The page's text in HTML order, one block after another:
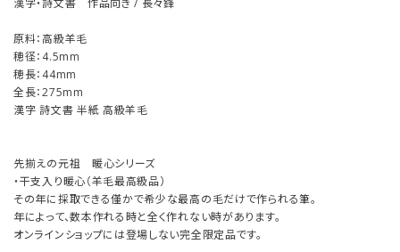
漢字・詩文書 作品向き / 長々鋒
原料：高級羊毛
穂径：4.5mm
穂長：44mm
全長：275mm
漢字 詩文書 半紙 高級羊毛
先揃えの元祖 暖心シリーズ
・干支入り暖心（羊毛最高級品）
その年に採取できる僅かで希少な最高の毛だけで作られる筆。
年によって、数本作れる時と全く作れない時があります。
オンラインショップには登場しない完全限定品です。